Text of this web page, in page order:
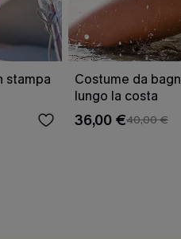
stampa
Costume da
lungo la costa
36,00 €40,00 €